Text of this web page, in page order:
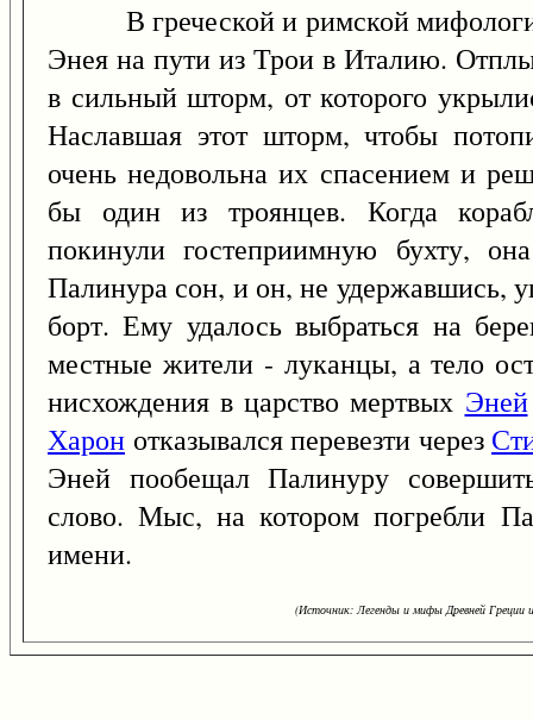
В греческой и римской
Энея на пути из Трои в Италию.
в сильный шторм, от которого
Наславшая этот шторм, чтобы
очень недовольна их спасением и
бы один из троянцев. Когда
покинули гостеприимную бухту,
Палинура сон, и он, не удержавшись,
борт. Ему удалось выбраться на
местные жители - луканцы, а тело
нисхождения в царство мертвых Эней
Харон отказывался перевезти через
Эней пообещал Палинуру
слово. Мыс, на котором погребли
имени.
(Источник: Легенды и мифы Древней